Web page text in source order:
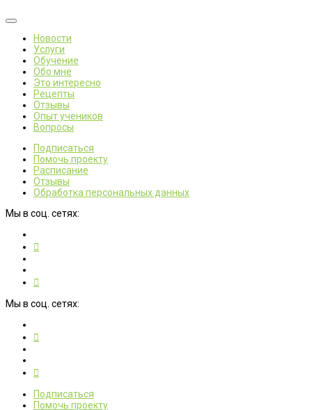
Новости
Услуги
Обучение
Обо мне
Это интересно
Рецепты
Отзывы
Опыт учеников
Вопросы
Подписаться
Помочь проекту
Расписание
Отзывы
Обработка персональных данных
Мы в соц. сетях:
Мы в соц. сетях:
Подписаться
Помочь проекту